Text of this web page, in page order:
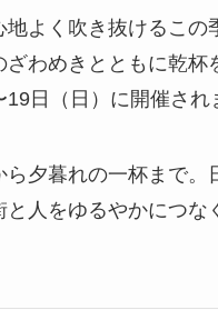
地よく吹き抜けるこの
ざわめきとともに乾杯
19日（日）に開催され
ら夕暮れの一杯まで
と人をゆるやかにつな